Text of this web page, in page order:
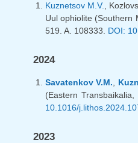
Kuznetsov M.V.,
Uul ophiolite (Southern
519. A. 108333. DOI:
2024
Savatenkov V.M.
(Eastern
10.1016/
2023